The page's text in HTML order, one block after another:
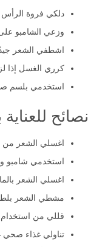
دلكي فروة
وزعي الشامبو
اشطفي الشعر
كرري الغسل إذا
استخدمي بلسم
نصائح
اغسلي الشعر من 2-3 مرات أسبوعيًا.
استخدمي شامبو
اغسلي الشعر
مشطي الشعر
قللي من استخدام
تناولي غذاء صحي